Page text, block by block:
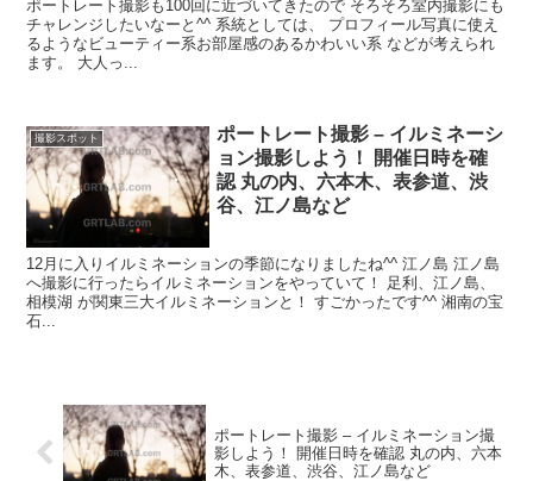
ポートレート撮影も100回に近づいてきたので そろそろ室内撮影にも
チャレンジしたいなーと^^ 系統としては、 プロフィール写真に使え
るようなビューティー系お部屋感のあるかわいい系 などが考えられ
ます。 大人っ...
撮影スポット
ポートレート撮影 – イルミネーシ
ョン撮影しよう！ 開催日時を確
認 丸の内、六本木、表参道、渋
谷、江ノ島など
12月に入りイルミネーションの季節になりましたね^^ 江ノ島 江ノ島
へ撮影に行ったらイルミネーションをやっていて！ 足利、江ノ島、
相模湖 が関東三大イルミネーションと！ すごかったです^^ 湘南の宝
石...
ポートレート撮影 – イルミネーション撮
影しよう！ 開催日時を確認 丸の内、六本
木、表参道、渋谷、江ノ島など